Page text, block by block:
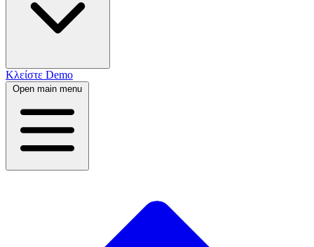
Κλείστε Demo
Open main menu